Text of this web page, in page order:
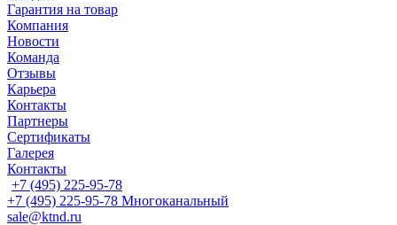
Гарантия на товар
Компания
Новости
Команда
Отзывы
Карьера
Контакты
Партнеры
Сертификаты
Галерея
Контакты
+7 (495) 225-95-78
+7 (495) 225-95-78 Многоканальный
sale@ktnd.ru